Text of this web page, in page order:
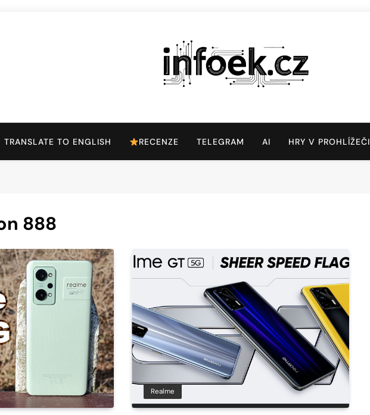
Infoek.cz
TRANSLATE TO ENGLISH RECENZE TELEGRAM AI HRY V PROHLÍŽEČI
888
Realme